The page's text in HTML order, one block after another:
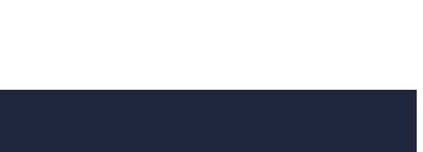
Diário Oficial